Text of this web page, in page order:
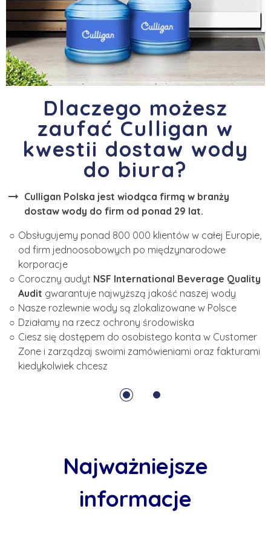
Dlaczego możesz
zaufać Culligan w
kwestii dostaw wody
do biura?
arrow_right_alt Culligan Polska jest wiodąca firmą w branży
dostaw wody do firm od ponad 29 lat.
Obsługujemy ponad 800 000 klientów w całej Europie,
od firm jednoosobowych po międzynarodowe
korporacje
Coroczny audyt NSF International Beverage Quality
Audit gwarantuje najwyższą jakość naszej wody
Nasze rozlewnie wody są zlokalizowane w Polsce
Działamy na rzecz ochrony środowiska
Ciesz się dostępem do osobistego konta w Customer
Zone i zarządzaj swoimi zamówieniami oraz fakturami
kiedykolwiek chcesz
Bądź zdrowy
Odkryj korzyści odpowiedniego nawodnienia
organizmu:
Zapobiega dolegliwościom takim jak bóle głowy
Poprawia wydajność fizyczną
Podnosi koncentrację
Zapobiega wahaniom nastroju
Picie wody pomaga obniżyć nadwagę u dzieci
Źródło:
The WaterCoolers Europe Code of Good Hygienic
Practice protects consumers.
1 2
Najważniejsze
informacje